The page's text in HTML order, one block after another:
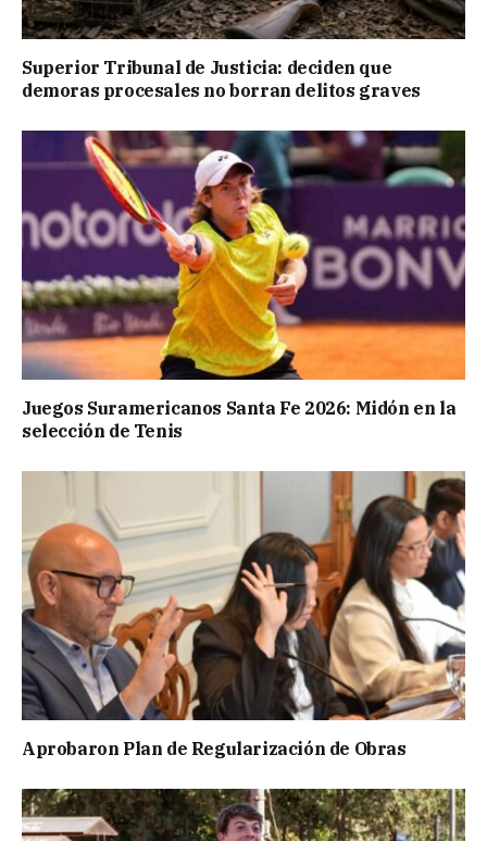
Superior Tribunal de Justicia: deciden que
demoras procesales no borran delitos graves
Juegos Suramericanos Santa Fe 2026: Midón en la
selección de Tenis
Aprobaron Plan de Regularización de Obras